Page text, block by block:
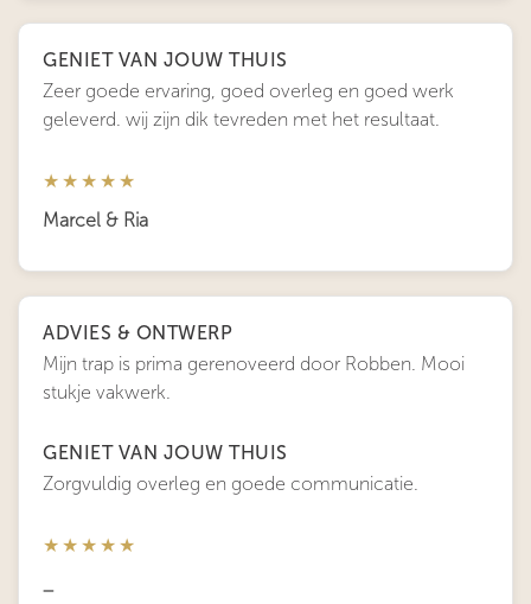
GENIET VAN JOUW THUIS
Zeer goede ervaring, goed overleg en goed werk
geleverd. wij zijn dik tevreden met het resultaat.
★★★★★
Marcel & Ria
ADVIES & ONTWERP
Mijn trap is prima gerenoveerd door Robben. Mooi
stukje vakwerk.
GENIET VAN JOUW THUIS
Zorgvuldig overleg en goede communicatie.
★★★★★
_